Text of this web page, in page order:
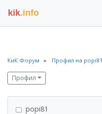
kik.info
КиК Форум Профил на popi81
Профил
popi81